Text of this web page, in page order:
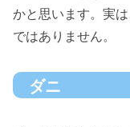
かと思います。実
ではありません。
ダニ